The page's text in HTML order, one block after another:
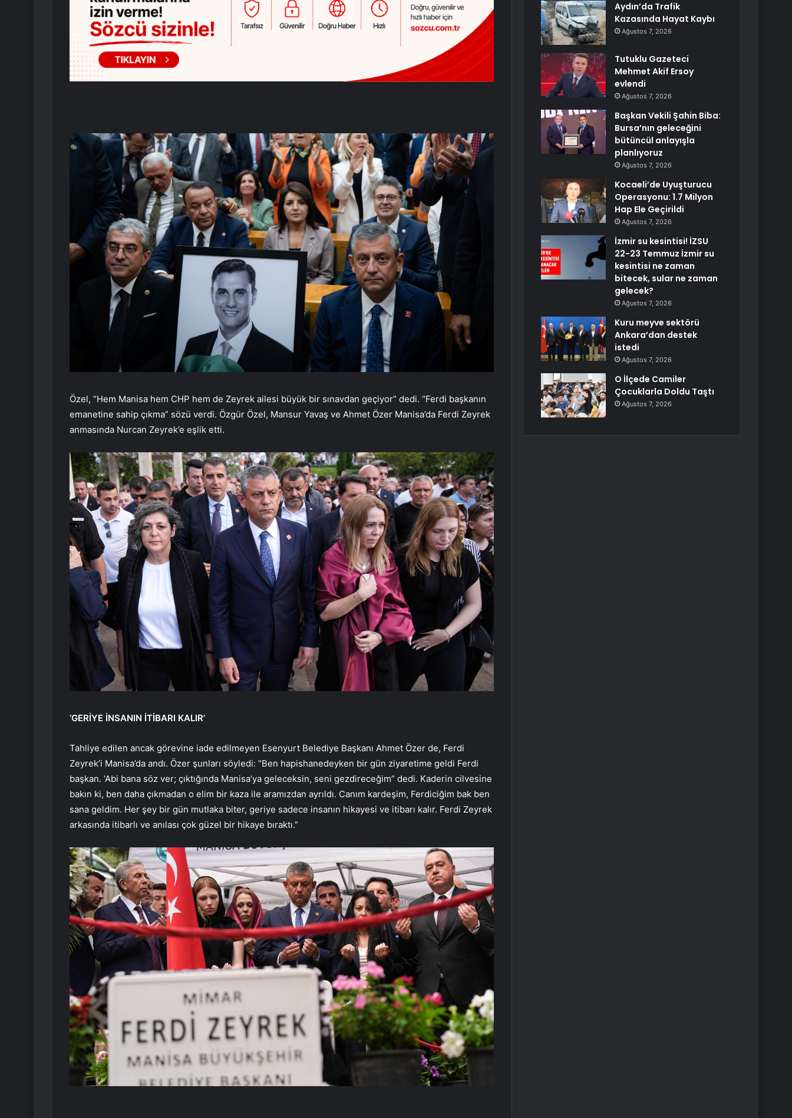
Özel, “Hem Manisa hem CHP hem de Zeyrek ailesi büyük bir sınavdan geçiyor” dedi. “Ferdi başkanın
emanetine sahip çıkma” sözü verdi. Özgür Özel, Mansur Yavaş ve Ahmet Özer Manisa’da Ferdi Zeyrek
anmasında Nurcan Zeyrek’e eşlik etti.
‘GERİYE İNSANIN İTİBARI KALIR’
Tahliye edilen ancak görevine iade edilmeyen Esenyurt Belediye Başkanı Ahmet Özer de, Ferdi
Zeyrek’i Manisa’da andı. Özer şunları söyledi: “Ben hapishanedeyken bir gün ziyaretime geldi Ferdi
başkan. ‘Abi bana söz ver; çıktığında Manisa’ya geleceksin, seni gezdireceğim” dedi. Kaderin cilvesine
bakın ki, ben daha çıkmadan o elim bir kaza ile aramızdan ayrıldı. Canım kardeşim, Ferdiciğim bak ben
sana geldim. Her şey bir gün mutlaka biter, geriye sadece insanın hikayesi ve itibarı kalır. Ferdi Zeyrek
arkasında itibarlı ve anılası çok güzel bir hikaye bıraktı.”
Aydın’da Trafik
Kazasında Hayat Kaybı
Ağustos 7, 2026
Tutuklu Gazeteci
Mehmet Akif Ersoy
evlendi
Ağustos 7, 2026
Başkan Vekili Şahin Biba:
Bursa’nın geleceğini
bütüncül anlayışla
planlıyoruz
Ağustos 7, 2026
Kocaeli’de Uyuşturucu
Operasyonu: 1.7 Milyon
Hap Ele Geçirildi
Ağustos 7, 2026
İzmir su kesintisi! İZSU
22-23 Temmuz İzmir su
kesintisi ne zaman
bitecek, sular ne zaman
gelecek?
Ağustos 7, 2026
Kuru meyve sektörü
Ankara’dan destek
istedi
Ağustos 7, 2026
O İlçede Camiler
Çocuklarla Doldu Taştı
Ağustos 7, 2026